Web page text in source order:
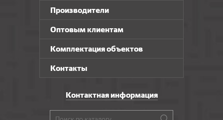
Производители
Оптовым клиентам
Комплектация объектов
Контакты
Контактная информация